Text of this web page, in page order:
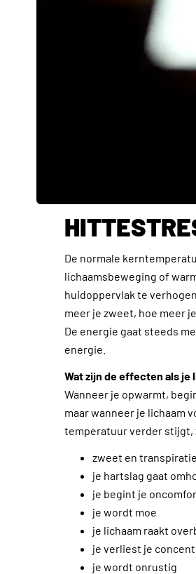
De normale
lichaamsbeweging of
huidoppervlak te
meer je zweet, hoe meer
De energie gaat steeds
energie.
Wat zijn de effecten als
Wanneer je opwarmt,
maar wanneer je lichaam
temperatuur verder stijgt,
zweet en
je hartslag gaat
je begint je
je wordt moe
je lichaam raakt
je verliest je
je wordt onrustig